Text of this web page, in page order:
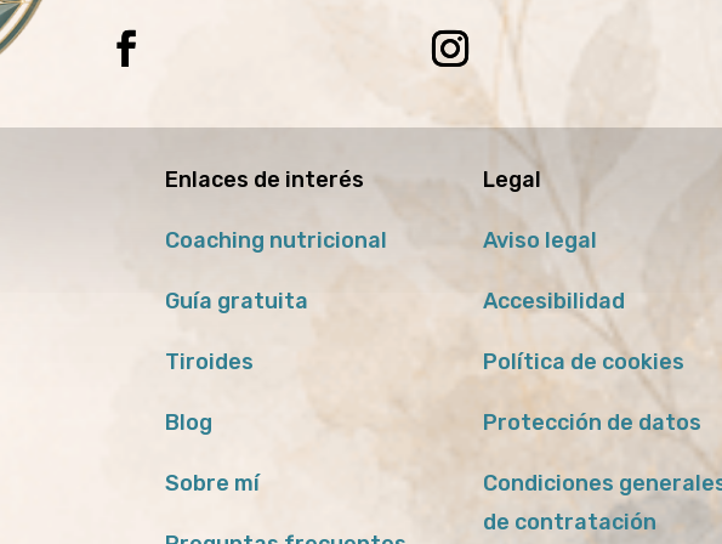
Enlaces de interés
Coaching nutricional
Guía gratuita
Tiroides
Blog
Sobre mí
Legal
Aviso legal
Accesibilidad
Política de cookies
Protección de datos
Condiciones
de contratación